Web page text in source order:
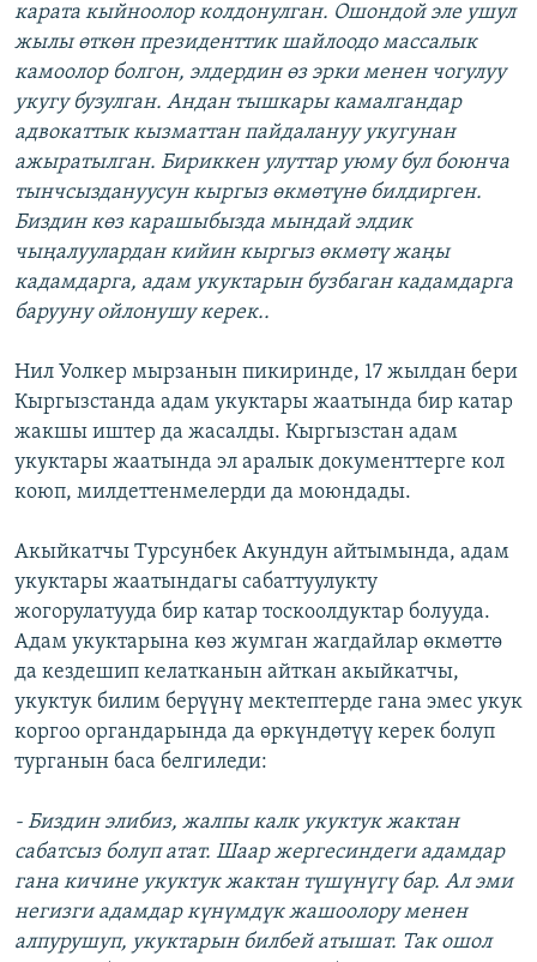
карата кыйноолор колдонулган. Ошондой эле ушул
жылы өткөн президенттик шайлоодо массалык
камоолор болгон, элдердин өз эрки менен чогулуу
укугу бузулган. Андан тышкары камалгандар
адвокаттык кызматтан пайдалануу укугунан
ажыратылган. Бириккен улуттар уюму бул боюнча
тынчсыздануусун кыргыз өкмөтүнө билдирген.
Биздин көз карашыбызда мындай элдик
чыңалуулардан кийин кыргыз өкмөтү жаңы
кадамдарга, адам укуктарын бузбаган кадамдарга
барууну ойлонушу керек..
Нил Уолкер мырзанын пикиринде, 17 жылдан бери
Кыргызстанда адам укуктары жаатында бир катар
жакшы иштер да жасалды. Кыргызстан адам
укуктары жаатында эл аралык документтерге кол
коюп, милдеттенмелерди да моюндады.
Акыйкатчы Турсунбек Акундун айтымында, адам
укуктары жаатындагы сабаттуулукту
жогорулатууда бир катар тоскоолдуктар болууда.
Адам укуктарына көз жумган жагдайлар өкмөттө
да кездешип келатканын айткан акыйкатчы,
укуктук билим берүүнү мектептерде гана эмес укук
коргоо органдарында да өркүндөтүү керек болуп
турганын баса белгиледи:
- Биздин элибиз, жалпы калк укуктук жактан
сабатсыз болуп атат. Шаар жергесиндеги адамдар
гана кичине укуктук жактан түшүнүгү бар. Ал эми
негизги адамдар күнүмдүк жашоолору менен
алпурушуп, укуктарын билбей атышат. Так ошол